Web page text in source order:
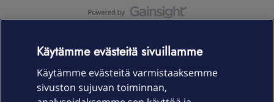
Käytämme evästeitä sivuillamme
Käytämme evästeitä varmistaaksemme
sivuston sujuvan toiminnan,